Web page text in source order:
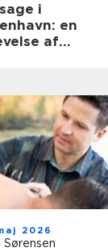
i
en
af
2026
Sørensen